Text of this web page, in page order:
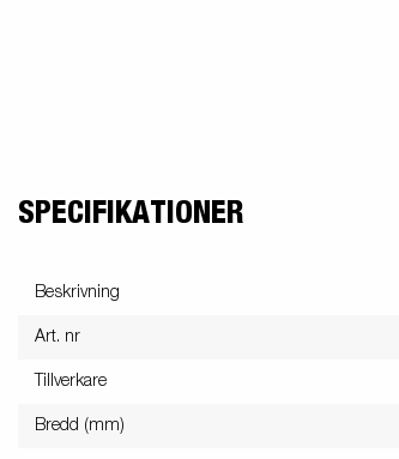
SPECIFIKATIONER
Beskrivning
Art. nr
Tillverkare
Bredd (mm)